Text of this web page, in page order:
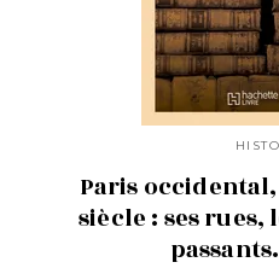
Paris
siècle : ses rues,